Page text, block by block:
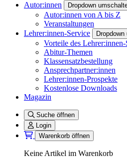
Autor:innen
Dropdown
Autor:innen von A bis Z
Veranstaltungen
Lehrer:innen-Service
Vorteile des
Abitur-Themen
Klassensatzbestellung
Ansprechpartner:innen
Lehrer:innen-Prospekte
Kostenlose Downloads
Magazin
Suche öffnen
Login
Warenkorb öffnen
Keine Artikel im Warenkorb